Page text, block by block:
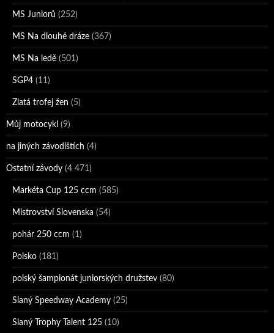
MS Juniorů (252)
MS Na dlouhé dráze (367)
MS Na ledě (501)
SGP4 (11)
Zlatá trofej žen (5)
Můj motocykl (9)
na jiných závodištích (4)
Ostatní závody (4 471)
Markéta Cup 125 ccm (585)
Mistrovství Slovenska (54)
pohár 250 ccm (1)
Polsko (181)
polský šampionát juniorských družstev (80)
Slaný Speedway Academy (25)
Slaný Trophy Talent 125 (10)